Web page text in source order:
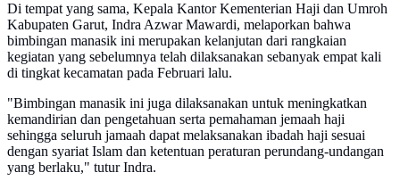
Di tempat yang sama, Kepala Kantor Kementerian Haji dan Umroh
Kabupaten Garut, Indra Azwar Mawardi, melaporkan bahwa
bimbingan manasik ini merupakan kelanjutan dari rangkaian
kegiatan yang sebelumnya telah dilaksanakan sebanyak empat kali
di tingkat kecamatan pada Februari lalu.
"Bimbingan manasik ini juga dilaksanakan untuk meningkatkan
kemandirian dan pengetahuan serta pemahaman jemaah haji
sehingga seluruh jamaah dapat melaksanakan ibadah haji sesuai
dengan syariat Islam dan ketentuan peraturan perundang-undangan
yang berlaku," tutur Indra.